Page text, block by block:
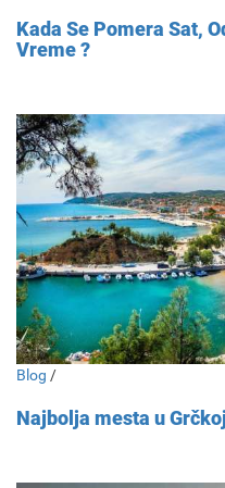
Kada Se Pomera Sat,
Vreme ?
Blog /
Najbolja mesta u